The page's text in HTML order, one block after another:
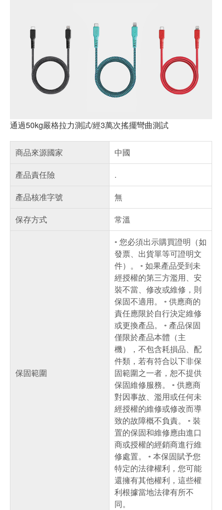
通過50kg嚴格拉力測試/經3萬次搖擺彎曲測試
商品來源國家
中國
產品責任險
.
產品核准字號
無
保存方式
常溫
保固範圍
◦ 您必須出示購買證明（如
發票、出貨單等可證明文
件）。 ◦ 如果產品受到未
經授權的第三方濫用、安
裝不當、修改或維修，則
保固不適用。 ◦ 供應商的
責任應限於自行決定維修
或更換產品。 ◦ 產品保固
僅限於產品本體（主
機），不包含耗損品、配
件類，若有符合以下非保
固範圍之一者，恕不提供
保固維修服務。 ◦ 供應商
對因事故、濫用或任何未
經授權的維修或修改而導
致的故障概不負責。 ◦ 裝
置的保固和維修應由進口
商或授權的經銷商進行維
修處置。 ◦ 本保固賦予您
特定的法律權利，您可能
還擁有其他權利，這些權
利根據當地法律有所不
同。